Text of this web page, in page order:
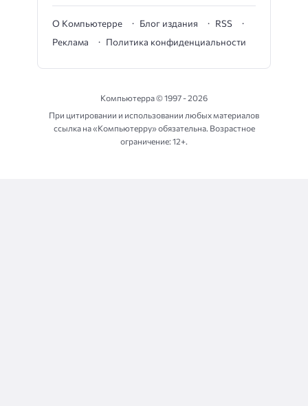
О Компьютерре Блог издания
RSS
Реклама
Политика конфиденциальности
Компьютерра ©1997 - 2026
При цитировании и использовании любых материалов
ссылка на «Компьютерру» обязательна. Возрастное
ограничение: 12+.